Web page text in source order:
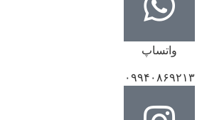
واتساپ
۰۹۹۴۰۸۶۹۲۱۳